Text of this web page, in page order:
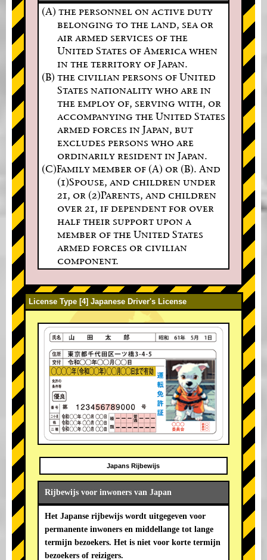
(A) the personnel on active duty
belonging to the land, sea or
air armed services of the
United States of America when
in the territory of Japan.
(B) the civilian persons of United
States nationality who are in
the employ of, serving with, or
accompanying the United States
armed forces in Japan, but
excludes persons who are
ordinarily resident in Japan.
(C)Family member of (A) or (B). And
(1)Spouse, and children under
21, or (2)Parents, and children
over 21, if dependent for over
half their support upon a
member of the United States
armed forces or civilian
component.
License Type [4] Japanese Driver's License
Japans Rijbewijs
Rijbewijs voor inwoners van Japan
Het Japanse rijbewijs wordt uitgegeven voor
permanente inwoners en middellange tot lange
termijn bezoekers. Het is niet voor korte termijn
bezoekers of reizigers.